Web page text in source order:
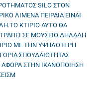
SILO ΣΤΟΝ
ΛΙΜΕΝΑ ΠΕΙΡΑΙΑ ΕΙΝΑΙ
ΚΤΙΡΙΟ ΑΥΤΟ ΘΑ
ΣΕ ΜΟΥΣΕΙΟ ΔΗΛΑΔΗ
ΜΕ ΤΗΝ ΥΨΗΛΟΤΕΡΗ
ΣΠΟΥΔΑΙΟΤΗΤΑΣ
ΣΤΗΝ ΙΚΑΝΟΠΟΙΗΣΗ